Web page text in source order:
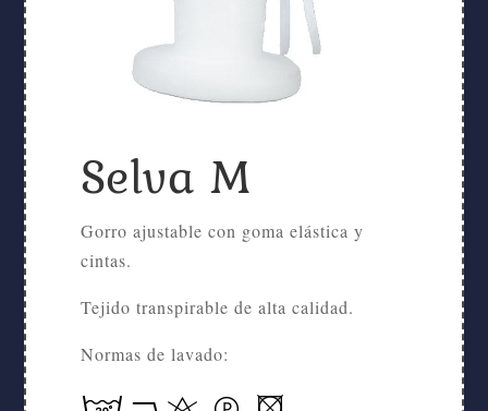
Selva M
Gorro ajustable con goma elástica y
cintas.
Tejido transpirable de alta calidad.
Normas de lavado: